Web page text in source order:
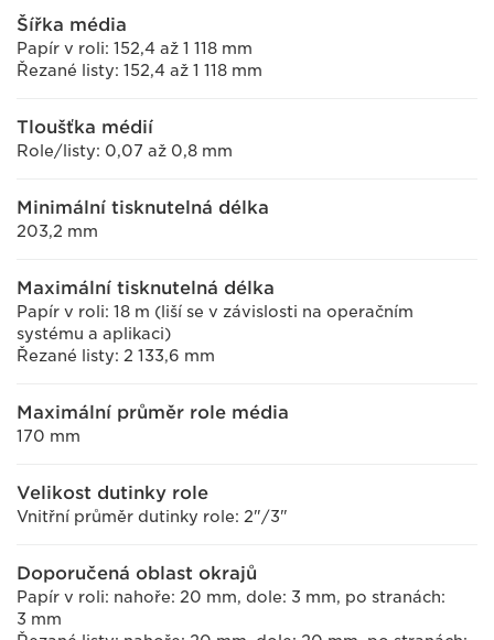
Šířka média
Papír v roli: 152,4 až 1 118 mm
Řezané listy: 152,4 až 1 118 mm
Tloušťka médií
Role/listy: 0,07 až 0,8 mm
Minimální tisknutelná délka
203,2 mm
Maximální tisknutelná délka
Papír v roli: 18 m (liší se v závislosti na operačním
systému a aplikaci)
Řezané listy: 2 133,6 mm
Maximální průměr role média
170 mm
Velikost dutinky role
Vnitřní průměr dutinky role: 2"/3"
Doporučená oblast okrajů
Papír v roli: nahoře: 20 mm, dole: 3 mm, po stranách:
3 mm